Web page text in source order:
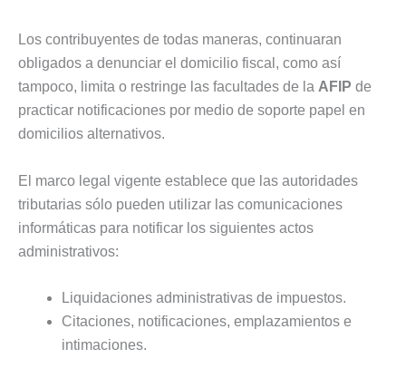
Los contribuyentes de todas maneras, continuaran
obligados a denunciar el domicilio fiscal, como así
tampoco, limita o restringe las facultades de la AFIP de
practicar notificaciones por medio de soporte papel en
domicilios alternativos.
El marco legal vigente establece que las autoridades
tributarias sólo pueden utilizar las comunicaciones
informáticas para notificar los siguientes actos
administrativos:
Liquidaciones administrativas de impuestos.
Citaciones, notificaciones, emplazamientos e
intimaciones.